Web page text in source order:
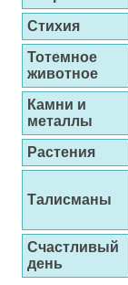
Стихия
Тотемное
животное
Камни и
металлы
Растения
Талисманы
Счастливый
день